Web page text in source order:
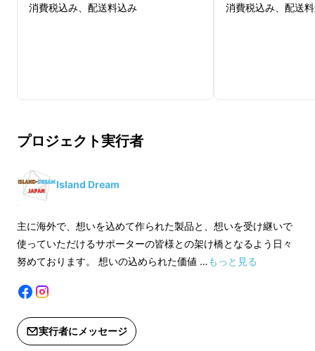
消費税込み、配送料込み
消費税込み、配送
プロジェクト実行者
Island Dream
主に海外で、想いを込めて作られた製品と、想いを受け継いで
使っていただけるサポーターの皆様との架け橋となるよう日々
努めております。 想いの込められた価値 …もっと見る
実行者にメッセージ